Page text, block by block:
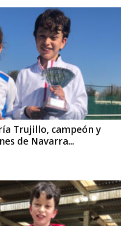
Trujillo, campeón y
de Navarra...